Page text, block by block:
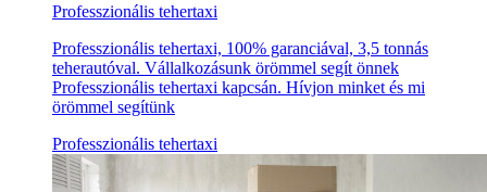
Professzionális tehertaxi
Professzionális tehertaxi, 100% garanciával, 3,5 tonnás
teherautóval. Vállalkozásunk örömmel segít önnek
Professzionális tehertaxi kapcsán. Hívjon minket és mi
örömmel segítünk
Professzionális tehertaxi